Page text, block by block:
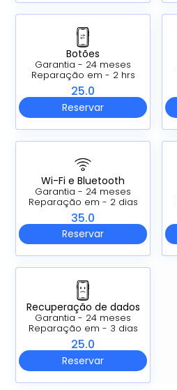
Botões
Garantia - 24 meses
Reparação em - 2 hrs
25.0
Reservar
Wi-Fi e Bluetooth
Garantia - 24 meses
Reparação em - 2 dias
35.0
Reservar
Recuperação de dados
Garantia - 24 meses
Reparação em - 3 dias
25.0
Reservar